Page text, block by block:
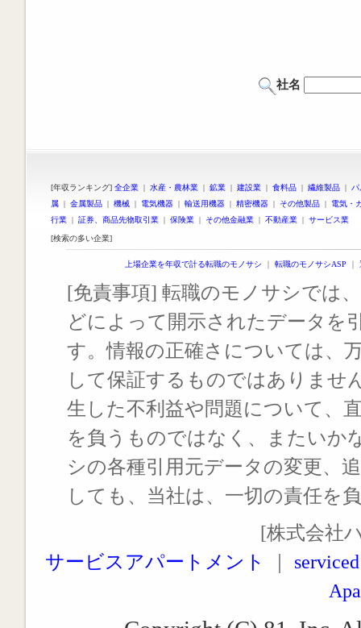
社名
[年収ランキング] 全企業 | 水産・農林業 | 鉱業 | 建設業 | 食料品 | 繊維製品 |
属 | 金属製品 | 機械 | 電気機器 | 輸送用機器 | 精密機器 | その他製品 | 電気・
行業 | 証券、商品先物取引業 | 保険業 | その他金融業 | 不動産業 | サービス業
[検索の多い企業]
上場企業を年収で計る転職のモノサシ ｜ 転職のモノサシASP ｜
[免責事項] 転職のモノサシでは
どによって開示されたデータを
す。情報の正確さについては、
して保証するものではありませ
生した不利益や問題について、
を負うものではなく、またいか
シの各種引用元データの変更、
しても、当社は、一切の責任を
[株式会社
サービスアパートメント